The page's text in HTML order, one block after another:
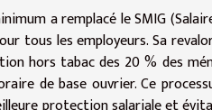
a remplacé le SMIG
tous les employeurs. Sa
hors tabac des 20 % des
de base ouvrier. Ce